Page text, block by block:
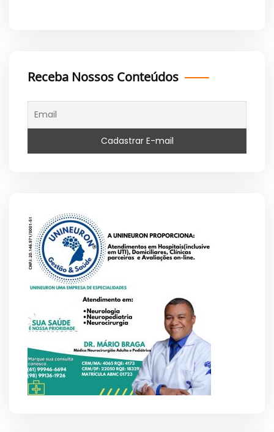
Receba Nossos Conteúdos